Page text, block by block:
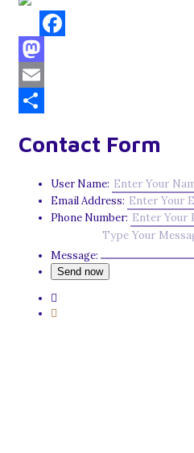
Facebook
Mastodon
Email
Contact Form
User Name:
Email Address:
Phone Number:
Message: